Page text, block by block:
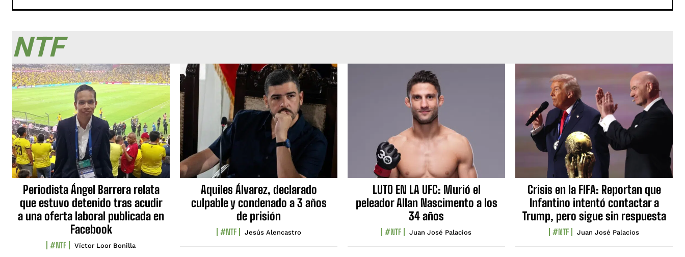
NTF
Periodista Ángel Barrera relata
que estuvo detenido tras acudir
a una oferta laboral publicada en
Facebook
#NTF Víctor Loor Bonilla
Aquiles Álvarez, declarado
culpable y condenado a 3 años
de prisión
#NTF Jesús Alencastro
LUTO EN LA UFC: Murió el
peleador Allan Nascimento a los
34 años
#NTF Juan José Palacios
Crisis en la FIFA: Reportan que
Infantino intentó contactar a
Trump, pero sigue sin respuesta
#NTF Juan José Palacios